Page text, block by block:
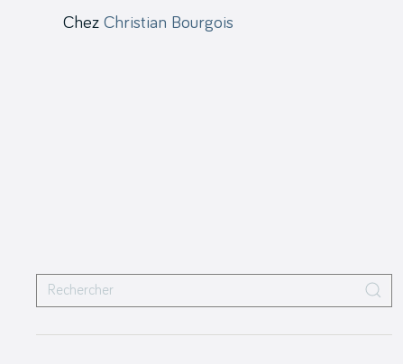
Chez Christian Bourgois